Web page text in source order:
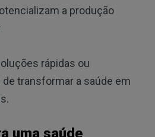
a produção
rápidas ou
transformar a saúde em
uma saúde